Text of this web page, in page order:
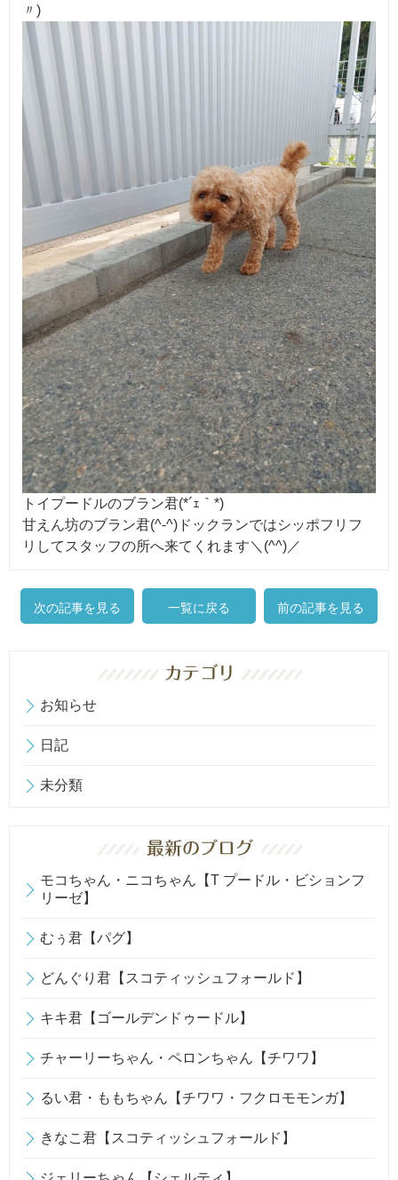
〃)
トイプードルのブラン君(*´ｪ｀*)
甘えん坊のブラン君(^-^)ドックランではシッポフリフ
リしてスタッフの所へ来てくれます＼(^^)／
次の記事を見る 一覧に戻る 前の記事を見る
お知らせ
日記
未分類
モコちゃん・ニコちゃん【T プードル・ビションフ
リーゼ】
むぅ君【パグ】
どんぐり君【スコティッシュフォールド】
キキ君【ゴールデンドゥードル】
チャーリーちゃん・ペロンちゃん【チワワ】
るい君・ももちゃん【チワワ・フクロモモンガ】
きなこ君【スコティッシュフォールド】